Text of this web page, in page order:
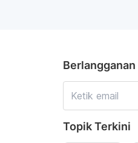
Topik Terkini